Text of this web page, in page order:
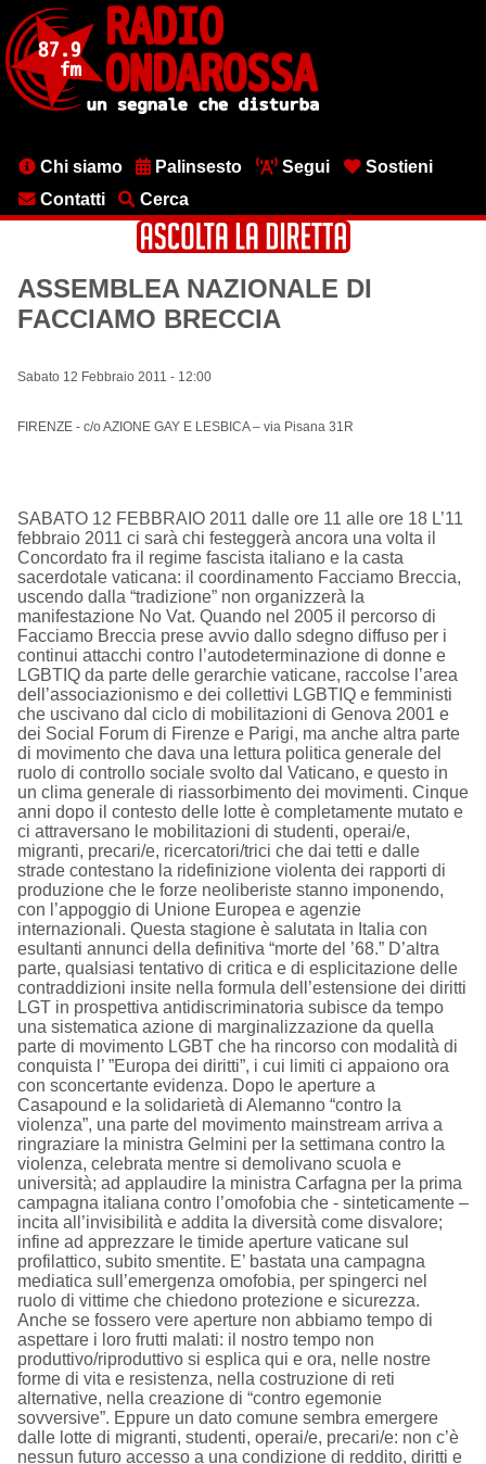
contenuto
principale
MenuChi siamo Palinsesto Segui
Sostieni
Contatti
Cerca
ASSEMBLEA NAZIONALE DI
FACCIAMO BRECCIA
Sabato 12 Febbraio 2011 - 12:00
FIRENZE - c/o AZIONE GAY E LESBICA – via Pisana 31R
SABATO 12 FEBBRAIO 2011 dalle ore 11 alle ore 18 L’11
febbraio 2011 ci sarà chi festeggerà ancora una volta il
Concordato fra il regime fascista italiano e la casta
sacerdotale vaticana: il coordinamento Facciamo Breccia,
uscendo dalla “tradizione” non organizzerà la
manifestazione No Vat. Quando nel 2005 il percorso di
Facciamo Breccia prese avvio dallo sdegno diffuso per i
continui attacchi contro l’autodeterminazione di donne e
LGBTIQ da parte delle gerarchie vaticane, raccolse l’area
dell’associazionismo e dei collettivi LGBTIQ e femministi
che uscivano dal ciclo di mobilitazioni di Genova 2001 e
dei Social Forum di Firenze e Parigi, ma anche altra parte
di movimento che dava una lettura politica generale del
ruolo di controllo sociale svolto dal Vaticano, e questo in
un clima generale di riassorbimento dei movimenti. Cinque
anni dopo il contesto delle lotte è completamente mutato e
ci attraversano le mobilitazioni di studenti, operai/e,
migranti, precari/e, ricercatori/trici che dai tetti e dalle
strade contestano la ridefinizione violenta dei rapporti di
produzione che le forze neoliberiste stanno imponendo,
con l’appoggio di Unione Europea e agenzie
internazionali. Questa stagione è salutata in Italia con
esultanti annunci della definitiva “morte del ’68.” D’altra
parte, qualsiasi tentativo di critica e di esplicitazione delle
contraddizioni insite nella formula dell’estensione dei diritti
LGT in prospettiva antidiscriminatoria subisce da tempo
una sistematica azione di marginalizzazione da quella
parte di movimento LGBT che ha rincorso con modalità di
conquista l’ ”Europa dei diritti”, i cui limiti ci appaiono ora
con sconcertante evidenza. Dopo le aperture a
Casapound e la solidarietà di Alemanno “contro la
violenza”, una parte del movimento mainstream arriva a
ringraziare la ministra Gelmini per la settimana contro la
violenza, celebrata mentre si demolivano scuola e
università; ad applaudire la ministra Carfagna per la prima
campagna italiana contro l’omofobia che - sinteticamente –
incita all’invisibilità e addita la diversità come disvalore;
infine ad apprezzare le timide aperture vaticane sul
profilattico, subito smentite. E’ bastata una campagna
mediatica sull’emergenza omofobia, per spingerci nel
ruolo di vittime che chiedono protezione e sicurezza.
Anche se fossero vere aperture non abbiamo tempo di
aspettare i loro frutti malati: il nostro tempo non
produttivo/riproduttivo si esplica qui e ora, nelle nostre
forme di vita e resistenza, nella costruzione di reti
alternative, nella creazione di “contro egemonie
sovversive”. Eppure un dato comune sembra emergere
dalle lotte di migranti, studenti, operai/e, precari/e: non c’è
nessun futuro accesso a una condizione di reddito, diritti e